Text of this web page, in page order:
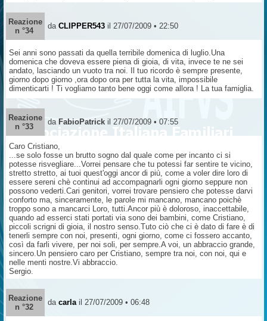
Reazione
n °34
da CLIPPER543 il 27/07/2009 • 22:50
Sei anni sono passati da quella terribile domenica di luglio.Una
domenica che doveva essere piena di gioia, di vita, invece te ne sei
andato, lasciando un vuoto tra noi. Il tuo ricordo è sempre presente,
giorno dopo giorno ,ora dopo ora per tutta la vita, impossibile
dimenticarti ! Ti vogliamo tanto bene oggi come allora ! La tua famiglia.
Reazione
n °33
da FabioPatrickil 27/07/2009 • 07:55
Caro Cristiano,
...se solo fosse un brutto sogno dal quale come per incanto ci si
potesse risvegliare...Vorrei pensare che tu potessi far sentire te vicino,
stretto stretto, ai tuoi quest'oggi ancor di più, come a voler dire loro di
essere sereni chè continui ad accompagnarli ogni giorno seppure non
possono vederti.Cari genitori, vorrei trovare pensiero che potesse darvi
conforto ma, sinceramente, le parole mi mancano, mancano poichè
troppo sono a mancarci Loro, tutti.Ancor più è doloroso, inaccettabile,
quando ad esserci stati portati via sono dei bambini, come Cristiano,
piccoli scrigni di gioia, il nostro senso.Tuto ciò che ci è dato di fare è di
tenerli sempre con noi, presenti, ogni giorno, come ci fossero accanto,
così da farli vivere, per noi soli, per sempre.A voi, un abbraccio grande,
sincero.Un pensiero caro per Cristiano, sempre tra noi, con noi, qui e
nelle menti nostre.Vi abbraccio.
Sergio.
Reazione
n °32
da carla il 27/07/2009 • 06:48